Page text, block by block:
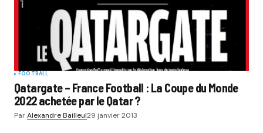
Submit Comment
FOOTBALL
Qatargate – France Football : La Coupe du Monde
2022 achetée par le Qatar ?
ParAlexandre Bailleul29 janvier 2013